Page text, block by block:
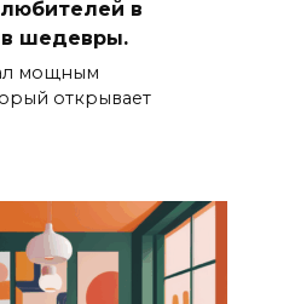
в
в шедевры.
мощным
открывает